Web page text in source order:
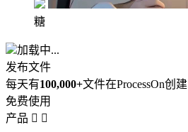
糖
加载中...
发布文件
每天有100,000+文件在ProcessOn创建
免费使用
产品  